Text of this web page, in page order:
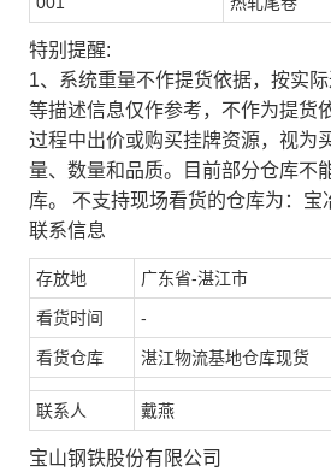
特别提醒:
1、系统重量不作提货依据，按实
等描述信息仅作参考，不作为提货
过程中出价或购买挂牌资源，视为
量、数量和品质。目前部分仓库不
库。 不支持现场看货的仓库为：
联系信息
存放地 广东省-湛江市
看货时间 -
看货仓库 湛江物流基地仓库现货
联系人 戴燕
宝山钢铁股份有限公司